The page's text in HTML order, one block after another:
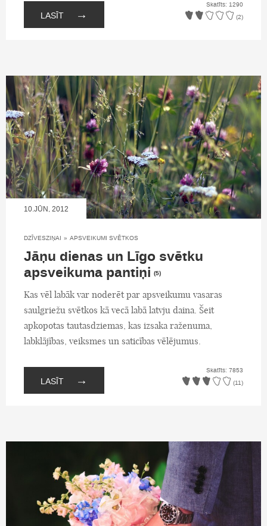
LASĪT →
Skatīts: 1290
(2)
10.JŪN, 2012
DZĪVESZIŅAI » APSVEIKUMI SVĒTKOS
Jāņu dienas un Līgo svētku
apsveikuma pantiņi (5)
Kas vēl labāk var noderēt par apsveikumu vasaras
saulgriežu svētkos kā vecā labā latvju daina. Šeit
apkopotas tautasdziemas, kas izsaka raženuma,
labklājības, veiksmes un saticības vēlējumus.
LASĪT →
Skatīts: 7853
(11)